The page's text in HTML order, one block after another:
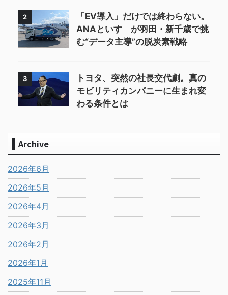
2
「EV導入」だけでは終わらない。
ANAといすゞが羽田・新千歳で挑
む“データ主導”の脱炭素戦略
3
トヨタ、突然の社長交代劇。真の
モビリティカンパニーに生まれ変
わる条件とは
Archive
2026年6月
2026年5月
2026年4月
2026年3月
2026年2月
2026年1月
2025年11月